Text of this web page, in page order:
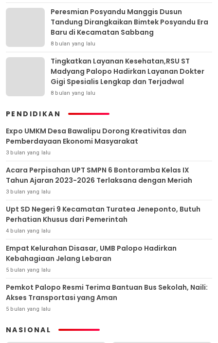
Peresmian Posyandu Manggis Dusun
Tandung Dirangkaikan Bimtek Posyandu Era
Baru di Kecamatan Sabbang
8 bulan yang lalu
Tingkatkan Layanan Kesehatan,RSU ST
Madyang Palopo Hadirkan Layanan Dokter
Gigi Spesialis Lengkap dan Terjadwal
8 bulan yang lalu
PENDIDIKAN
Expo UMKM Desa Bawalipu Dorong Kreativitas dan
Pemberdayaan Ekonomi Masyarakat
3 bulan yang lalu
Acara Perpisahan UPT SMPN 6 Bontoramba Kelas IX
Tahun Ajaran 2023-2026 Terlaksana dengan Meriah
3 bulan yang lalu
Upt SD Negeri 9 Kecamatan Turatea Jeneponto, Butuh
Perhatian Khusus dari Pemerintah
4 bulan yang lalu
Empat Kelurahan Disasar, UMB Palopo Hadirkan
Kebahagiaan Jelang Lebaran
5 bulan yang lalu
Pemkot Palopo Resmi Terima Bantuan Bus Sekolah, Naili:
Akses Transportasi yang Aman
5 bulan yang lalu
NASIONAL